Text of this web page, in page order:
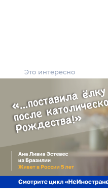
Это интересно